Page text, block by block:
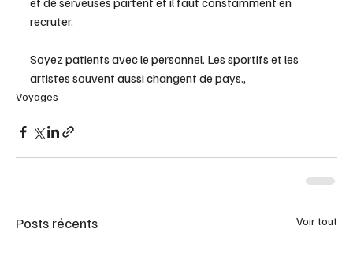
recruter.
Soyez patients avec le personnel. Les sportifs et les
artistes souvent aussi changent de pays.,
Voyages
Posts récents Voir tout